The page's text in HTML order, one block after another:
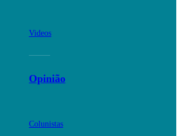
Videos
Opinião
Colunistas